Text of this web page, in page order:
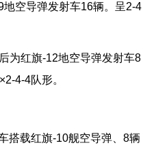
地空导弹发射车16辆。呈2-4
为红旗-12地空导弹发射车8
4-4队形。
搭载红旗-10舰空导弹、8辆